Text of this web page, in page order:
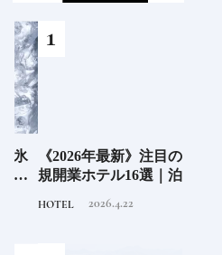
《2026年最新》注目の新
規開業ホテル16選｜泊ま
が素敵なホテル
HOTEL 2026.4.22